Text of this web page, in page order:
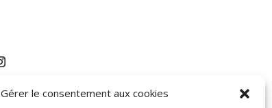
Gérer le consentement aux cookies